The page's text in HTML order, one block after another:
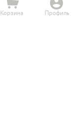
Корзина Профиль